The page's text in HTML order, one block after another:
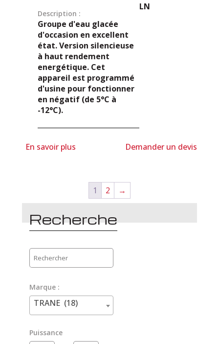
LN
Description :
Groupe d'eau glacée
d'occasion en excellent
état. Version silencieuse
à haut rendement
energétique. Cet
appareil est programmé
d'usine pour fonctionner
en négatif (de 5°C à
-12°C).
En savoir plus Demander un devis
1 2 →
Recherche
Rechercher
une
un
code...
Marque :
TRANE (18)
Puissance